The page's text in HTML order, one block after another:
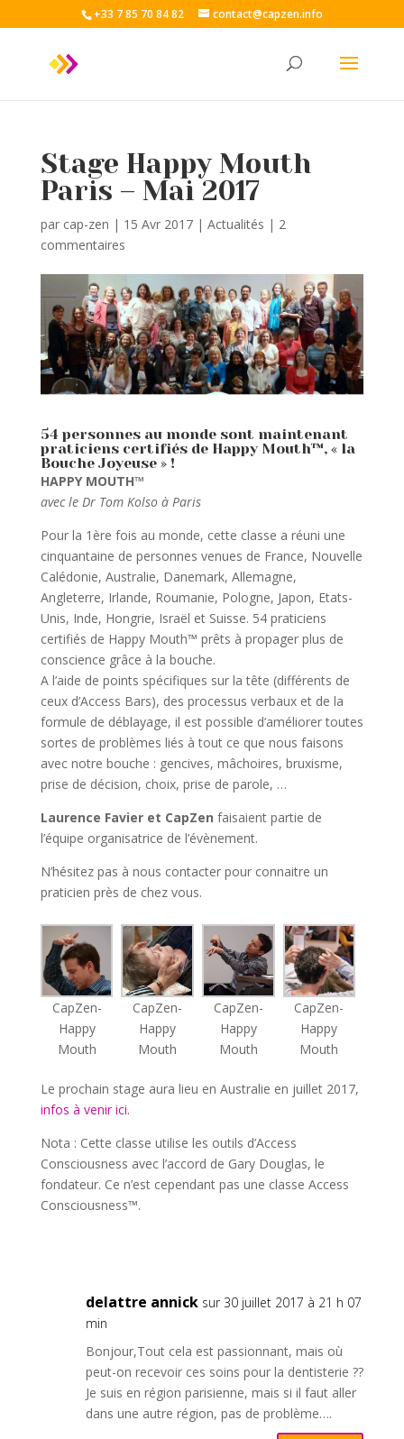
+33 7 85 70 84 82 contact@capzen.info
Stage Happy Mouth
Paris – Mai 2017
par cap-zen | 15 Avr 2017| Actualités | 2
commentaires
54 personnes au monde sont maintenant
praticiens certifiés de Happy Mouth™, « la
Bouche Joyeuse » !
HAPPY MOUTH™
avec le Dr Tom Kolso à Paris
Pour la 1ère fois au monde, cette classe a réuni une
cinquantaine de personnes venues de France, Nouvelle
Calédonie, Australie, Danemark, Allemagne,
Angleterre, Irlande, Roumanie, Pologne, Japon, Etats-
Unis, Inde, Hongrie, Israël et Suisse. 54 praticiens
certifiés de Happy Mouth™ prêts à propager plus de
conscience grâce à la bouche.
A l’aide de points spécifiques sur la tête (différents de
ceux d’Access Bars), des processus verbaux et de la
formule de déblayage, il est possible d’améliorer toutes
sortes de problèmes liés à tout ce que nous faisons
avec notre bouche : gencives, mâchoires, bruxisme,
prise de décision, choix, prise de parole, …
Laurence Favier et CapZen faisaient partie de
l’équipe organisatrice de l’évènement.
N’hésitez pas à nous contacter pour connaitre un
praticien près de chez vous.
CapZen-
Happy
Mouth
CapZen-
Happy
Mouth
CapZen-
Happy
Mouth
CapZen-
Happy
Mouth
Le prochain stage aura lieu en Australie en juillet 2017,
infos à venir ici.
Nota : Cette classe utilise les outils d’Access
Consciousness avec l’accord de Gary Douglas, le
fondateur. Ce n’est cependant pas une classe Access
Consciousness™.
delattre annick sur 30 juillet 2017 à 21 h 07
min
Bonjour,Tout cela est passionnant, mais où
peut-on recevoir ces soins pour la dentisterie ??
Je suis en région parisienne, mais si il faut aller
dans une autre région, pas de problème….